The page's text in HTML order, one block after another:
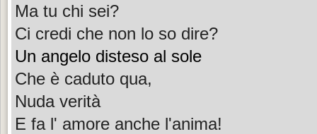
Ma tu chi sei?
Ci credi che non lo so dire?
Un angelo disteso al sole
Che è caduto qua,
Nuda verità
E fa l' amore anche l'anima!